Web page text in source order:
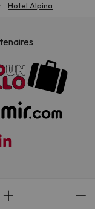
Hotel Alpina